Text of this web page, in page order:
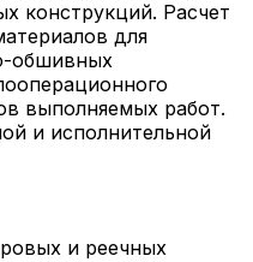
конструкций. Расчет
для
обшивных
выполняемых работ.
и исполнительной
и реечных